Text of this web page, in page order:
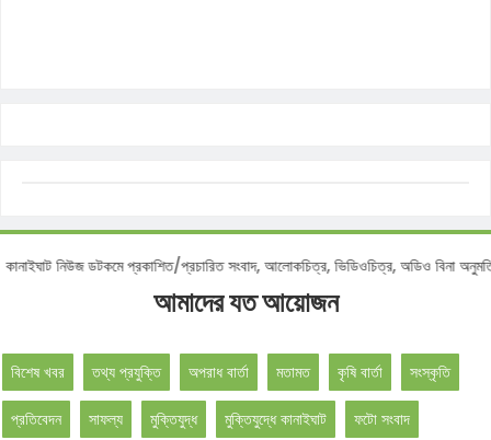
:কানাইঘাট নিউজ ডটকমে প্রকাশিত/প্রচারিত সংবাদ, আলোকচিত্র, ভিডিওচিত্র, অডিও
আমাদের যত আয়োজন
বিশেষ খবর তথ্য প্রযুক্তি অপরাধ বার্তা মতামত কৃষি বার্তা সংস্কৃতি
প্রতিবেদন সাফল্য মুক্তিযুদ্ধ মুক্তিযুদ্ধে কানাইঘাট ফটো সংবাদ